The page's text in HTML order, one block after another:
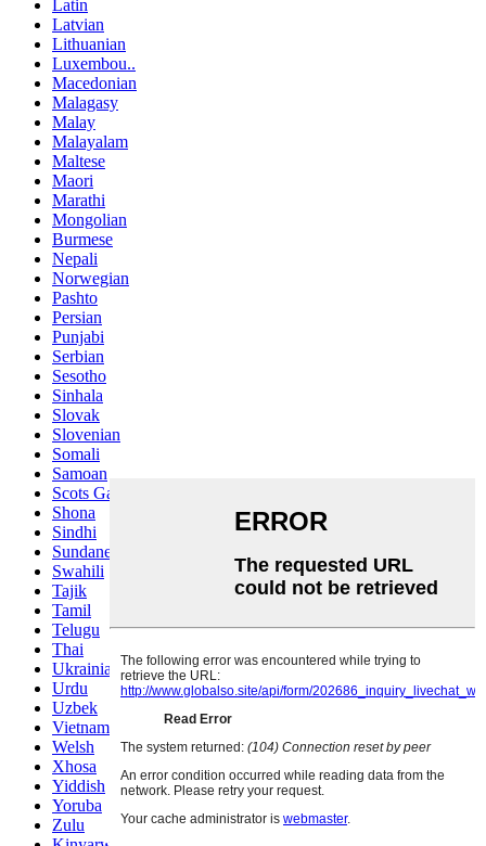
Latin
Latvian
Lithuanian
Luxembou..
Macedonian
Malagasy
Malay
Malayalam
Maltese
Maori
Marathi
Mongolian
Burmese
Nepali
Norwegian
Pashto
Persian
Punjabi
Serbian
Sesotho
Sinhala
Slovak
Slovenian
Somali
Samoan
Scots Gaelic
Shona
Sindhi
Sundanese
Swahili
Tajik
Tamil
Telugu
Thai
Ukrainian
Urdu
Uzbek
Vietnamese
Welsh
Xhosa
Yiddish
Yoruba
Zulu